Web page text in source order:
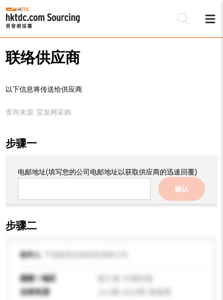
联络供应商
以下信息将传送给供应商:
查询来源: 贸发网采购
步骤一
电邮地址(填写您的公司电邮地址以获取供应商的迅速回覆)
确认
步骤二
收件人
国家 / 地区
业务性质